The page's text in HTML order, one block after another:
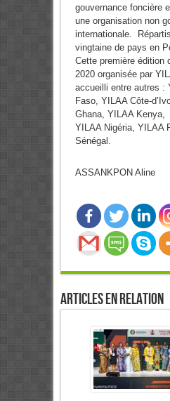
gouvernance foncière
une organisation non
internationale.
vingtaine de pays en
Cette première édition
2020 organisée par
accueilli entre autres :
Faso, YILAA Côte-
Ghana, YILAA Kenya,
YILAA Nigéria, YILAA
Sénégal.
ASSANKPON Aline
Articles en relation